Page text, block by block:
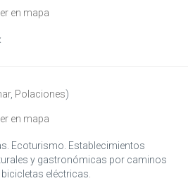
en mapa
, Polaciones)
en mapa
Ecoturismo. Establecimientos
y gastronómicas por caminos
bicicletas eléctricas.